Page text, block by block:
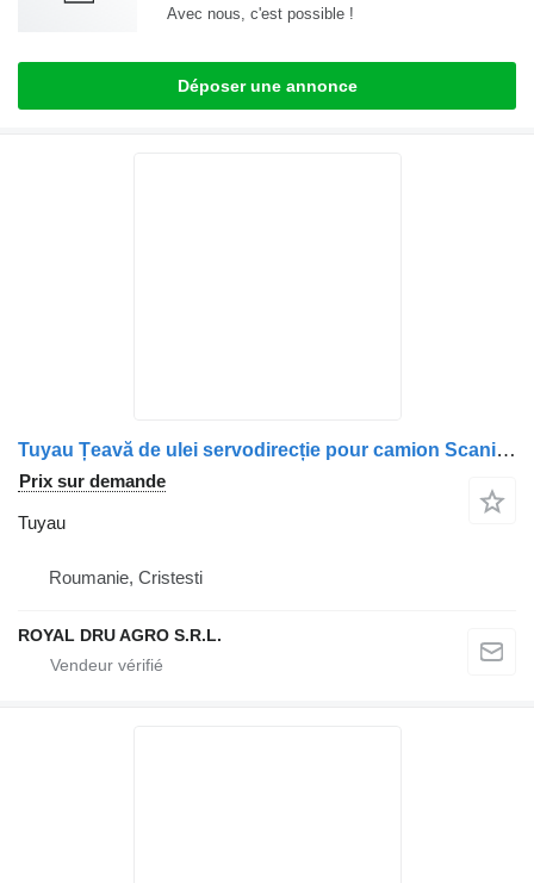
Avec nous, c'est possible !
Déposer une annonce
Tuyau Țeavă de ulei servodirecție pour camion Scania – 1941198
Prix sur demande
Tuyau
Roumanie, Cristesti
ROYAL DRU AGRO S.R.L.